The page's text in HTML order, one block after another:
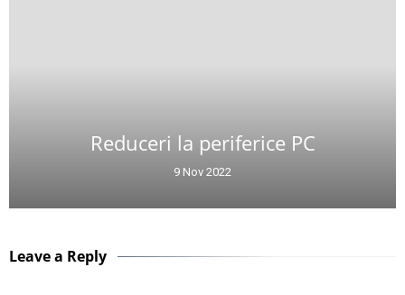
Reduceri la periferice PC
9 Nov 2022
Leave a Reply